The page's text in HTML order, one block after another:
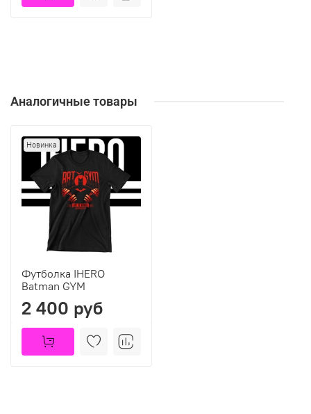
Аналогичные товары
Новинка
Футболка IHERO
Batman GYM
2 400 руб